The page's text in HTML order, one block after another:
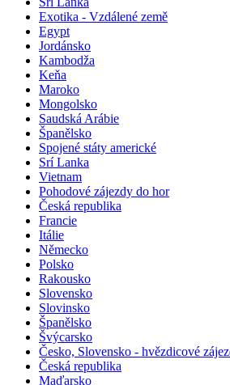
Exotika - Vzdálené země
Egypt
Jordánsko
Kambodža
Keňa
Maroko
Mongolsko
Saudská Arábie
Španělsko
Spojené státy americké
Srí Lanka
Vietnam
Pohodové zájezdy do hor
Česká republika
Francie
Itálie
Německo
Polsko
Rakousko
Slovensko
Slovinsko
Španělsko
Švýcarsko
Česko, Slovensko - hvězdicové
Česká republika
Maďarsko